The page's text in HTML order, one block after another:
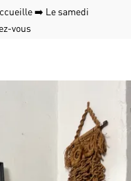
➡️ Le samedi
vous